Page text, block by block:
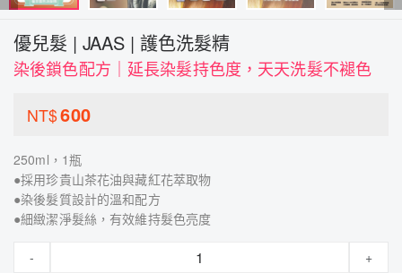
優兒髮 | JAAS | 護色洗髮精
染後鎖色配方｜延長染髮持色度，天天洗髮不褪色
NT$600
250ml，1瓶
●採用珍貴山茶花油與藏紅花萃取物
●染後髮質設計的溫和配方
●細緻潔淨髮絲，有效維持髮色亮度
- +